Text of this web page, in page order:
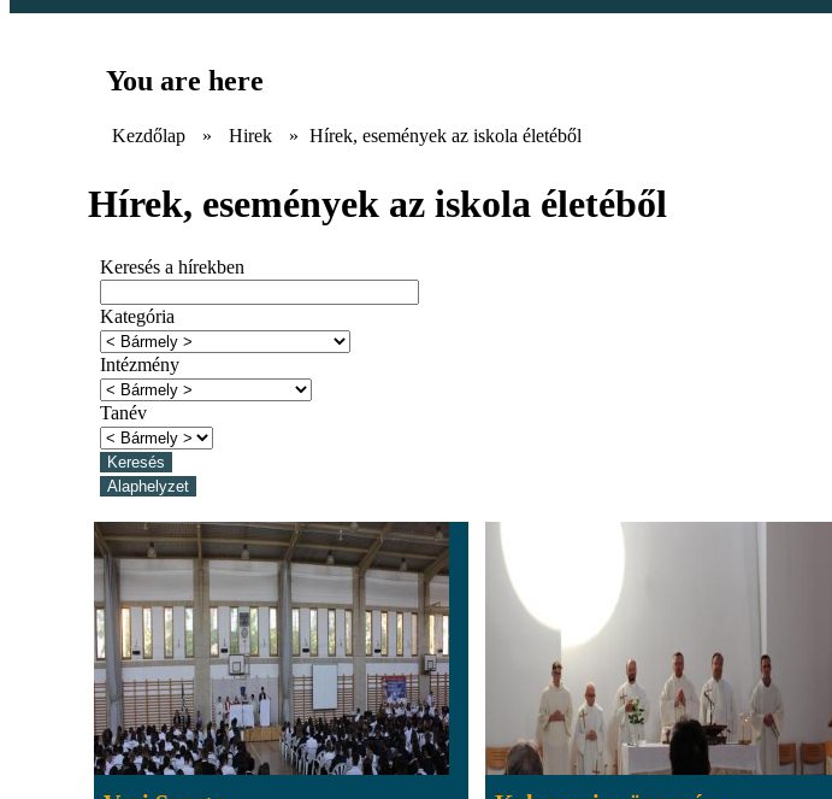
You are here
Kezdőlap » Hirek » Hírek, események az iskola életéből
Hírek, események az iskola életéből
Keresés a hírekben
Kategória
Intézmény
Tanév